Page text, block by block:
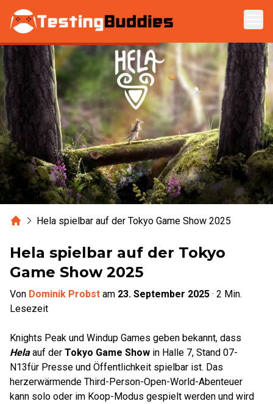
Zum Hauptinhalt springen
HomeHela spielbar auf der Tokyo Game Show 2025
Hela spielbar auf der Tokyo
Game Show 2025
Von Dominik Probst am 23. September 2025 · 2 Min.
Lesezeit
Knights Peak und Windup Games geben bekannt, dass
Helaauf der Tokyo Game Show in Halle 7, Stand 07-
N13für Presse und Öffentlichkeit spielbar ist. Das
herzerwärmende Third-Person-Open-World-Abenteuer
kann solo oder im Koop-Modus gespielt werden und wird